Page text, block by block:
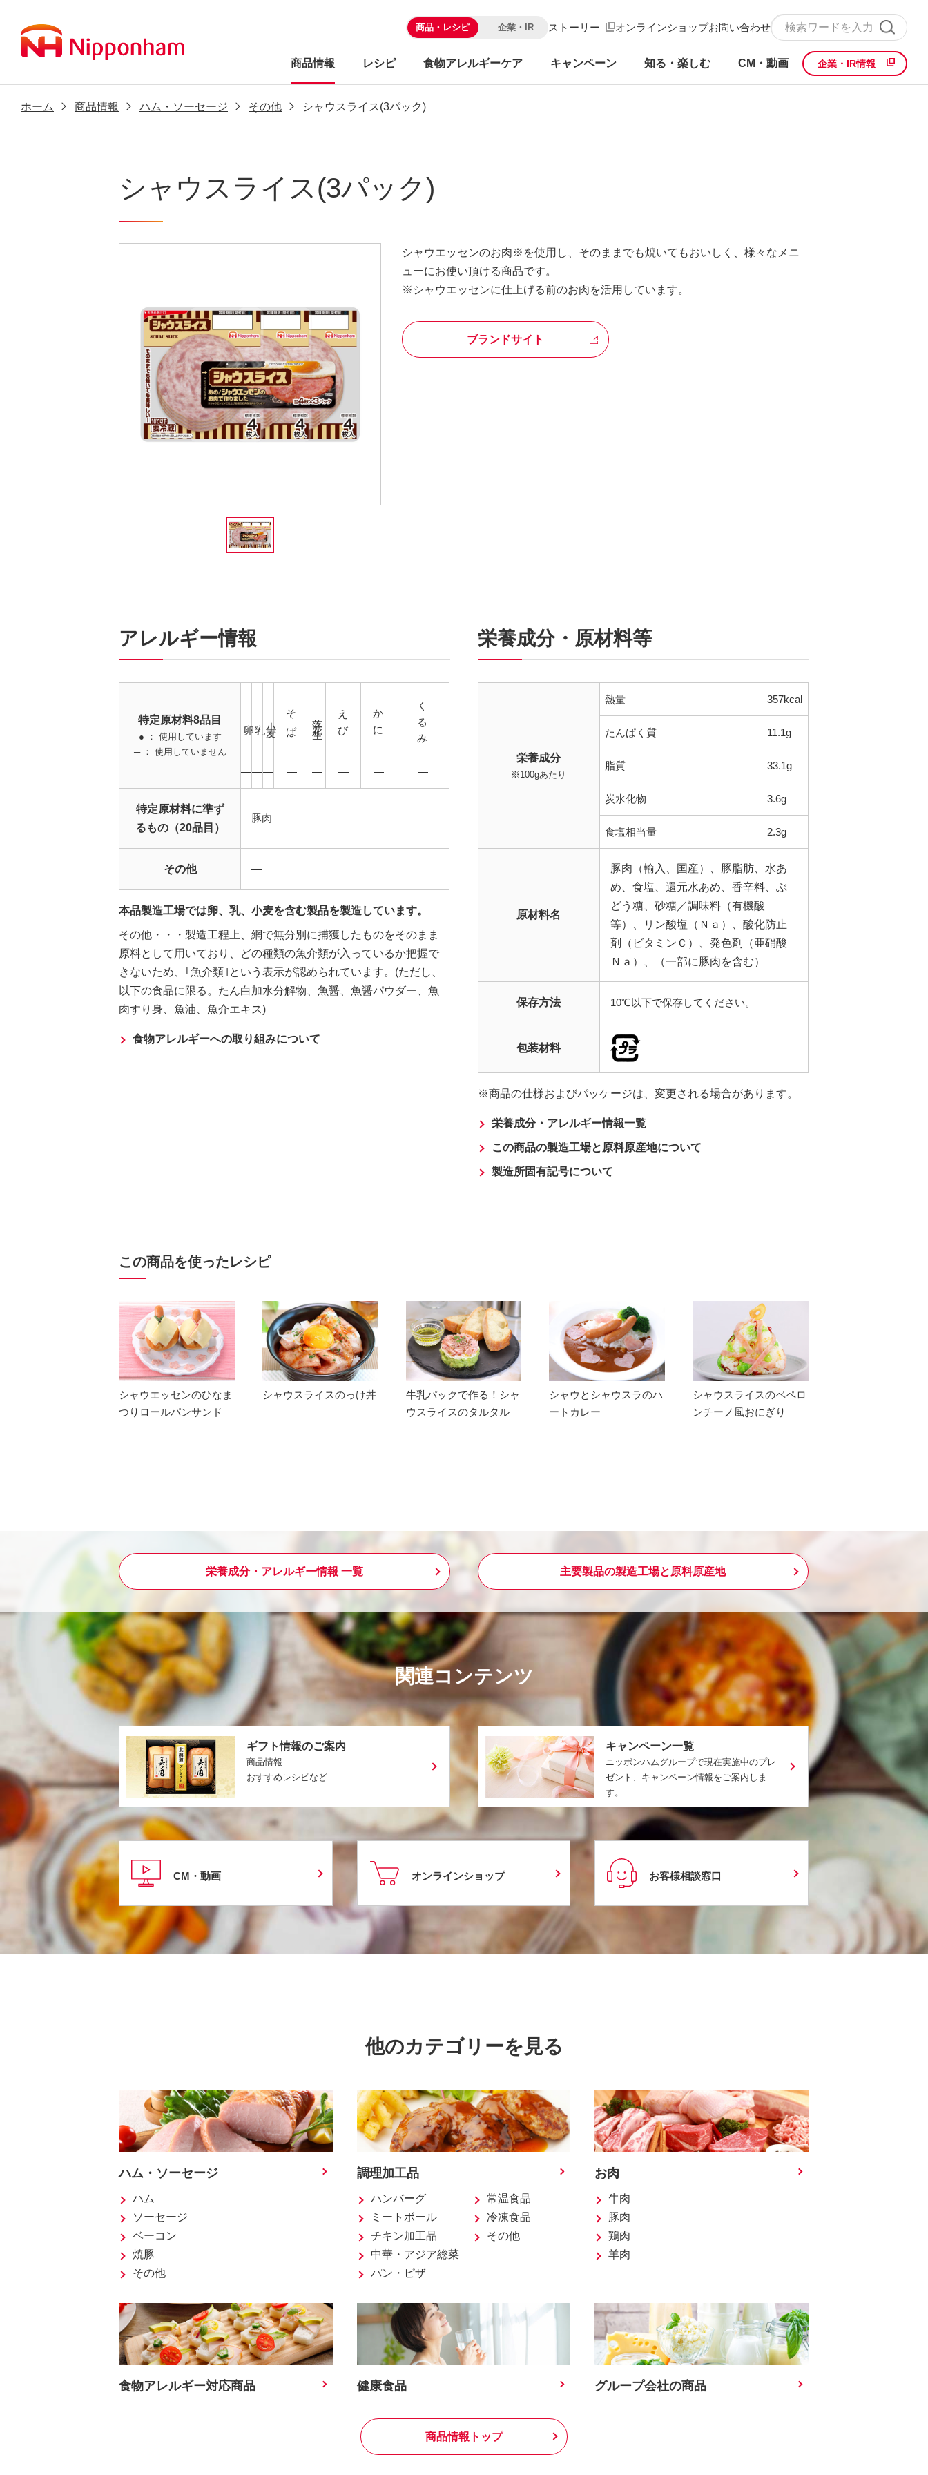
商品・レシピ 企業・IR ストーリー オンラインショップお問い合わせ
商品情報 レシピ 食物アレルギーケア キャンペーン 知る・楽しむ CM・動画 企業・IR情報
ホーム 商品情報 ハム・ソーセージ その他 シャウスライス(3パック)
シャウスライス(3パック)
シャウエッセンのお肉※を使用し、そのままでも焼いてもおいしく、様々なメニ
ューにお使い頂ける商品です。
※シャウエッセンに仕上げる前のお肉を活用しています。
ブランドサイト
アレルギー情報
特定原材料8品目
● ： 使用しています
─ ： 使用していません
そば 落花生 えび かに くるみ
――― ― ― ― ― ―
特定原材料に準ず
るもの（20品目）
豚肉
その他 ―
本品製造工場では卵、乳、小麦を含む製品を製造しています。
その他・・・製造工程上、網で無分別に捕獲したものをそのまま
原料として用いており、どの種類の魚介類が入っているか把握で
きないため、｢魚介類｣という表示が認められています。(ただし、
以下の食品に限る。たん白加水分解物、魚醤、魚醤パウダー、魚
肉すり身、魚油、魚介エキス)
食物アレルギーへの取り組みについて
栄養成分・原材料等
栄養成分
※100gあたり
熱量 357kcal
たんぱく質 11.1g
脂質 33.1g
炭水化物 3.6g
食塩相当量 2.3g
原材料名
豚肉（輸入、国産）、豚脂肪、水あ
め、食塩、還元水あめ、香辛料、ぶ
どう糖、砂糖／調味料（有機酸
等）、リン酸塩（Ｎａ）、酸化防止
剤（ビタミンＣ）、発色剤（亜硝酸
Ｎａ）、（一部に豚肉を含む）
保存方法 10℃以下で保存してください。
包装材料
商品の仕様およびパッケージは、変更される場合があります。
栄養成分・アレルギー情報一覧
この商品の製造工場と原料原産地について
製造所固有記号について
この商品を使ったレシピ
シャウエッセンのひなま
つりロールパンサンド
シャウスライスのっけ丼
牛乳パックで作る！シャ
ウスライスのタルタル
シャウとシャウスラのハ
ートカレー
シャウスライスのペペロ
ンチーノ風おにぎり
栄養成分・アレルギー情報 一覧 主要製品の製造工場と原料原産地
関連コンテンツ
ギフト情報のご案内
商品情報
おすすめレシピなど
キャンペーン一覧
ニッポンハムグループで現在実施中のプレ
ゼント、キャンペーン情報をご案内しま
す。
CM・動画 オンラインショップ お客様相談窓口
他のカテゴリーを見る
ハム・ソーセージ
ハム
ソーセージ
ベーコン
焼豚
その他
調理加工品
ハンバーグ
ミートボール
チキン加工品
中華・アジア総菜
パン・ピザ
常温食品
冷凍食品
その他
お肉
牛肉
豚肉
鶏肉
羊肉
食物アレルギー対応商品 健康食品 グループ会社の商品
商品情報トップ